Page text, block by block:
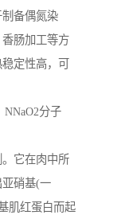
备偶氮染
肠加工等方
定性高，可
NNaO2分子
它在肉中所
硝基(一
肌红蛋白而起